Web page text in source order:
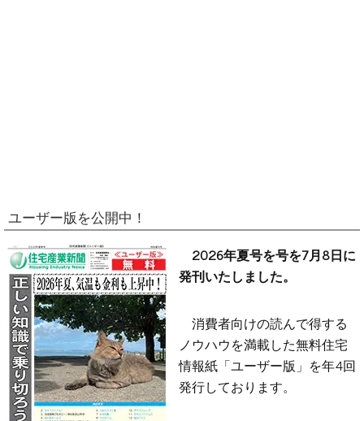
ユーザー版を公開中！
2026年夏号を号を7月8日に
発刊いたしました。
消費者向けの読んで得する
ノウハウを満載した無料住宅
情報紙「ユーザー版」を年4回
発行しております。